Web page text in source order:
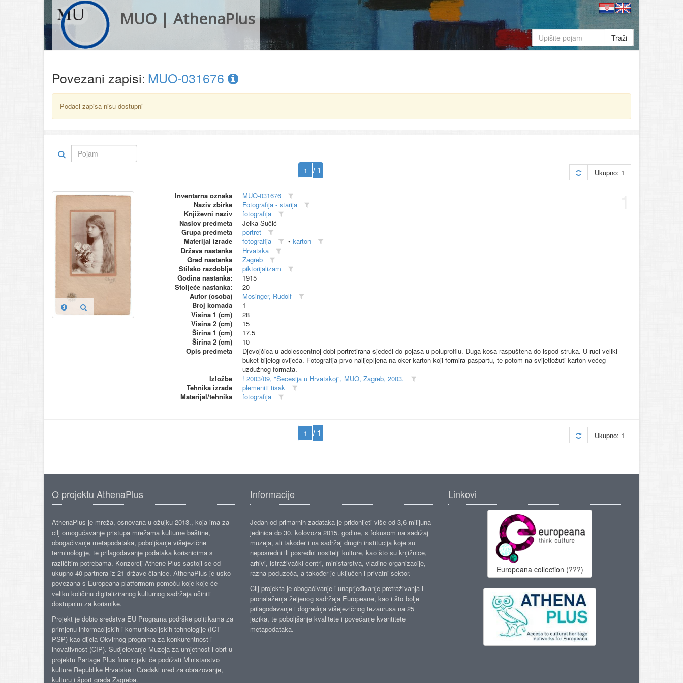
MUO | AthenaPlus
Traži
Povezani zapisi: MUO-031676
Podaci zapisa nisu dostupni
/ 1 Ukupno: 1
Inventarna oznaka
MUO-031676
Naziv zbirke
Fotografija - starija
Književni naziv
fotografija
Naslov predmeta
Jelka Sučić
Grupa predmeta
portret
Materijal izrade
fotografija • karton
Država nastanka
Hrvatska
Grad nastanka
Zagreb
Stilsko razdoblje
piktorijalizam
Godina nastanka:
1915
Stoljeće nastanka:
20
Autor (osoba)
Mosinger, Rudolf
Broj komada
1
Visina 1 (cm)
28
Visina 2 (cm)
15
Širina 1 (cm)
17.5
Širina 2 (cm)
10
Opis predmeta
Djevojčica u adolescentnoj dobi portretirana sjedeći do pojasa u poluprofilu. Duga kosa raspuštena do ispod struka. U ruci veliki
buket bijelog cvijeća. Fotografija prvo nalijepljena na oker karton koji formira paspartu, te potom na svijetložuti karton većeg
uzdužnog formata.
Izložbe
! 2003/09, "Secesija u Hrvatskoj", MUO, Zagreb, 2003.
Tehnika izrade
plemeniti tisak
Materijal/tehnika
fotografija
/ 1 Ukupno: 1
O projektu AthenaPlus
AthenaPlus je mreža, osnovana u ožujku 2013., koja ima za
cilj omogućavanje pristupa mrežama kulturne baštine,
obogaćivanje metapodataka, poboljšanje višejezične
terminologije, te prilagođavanje podataka korisnicima s
različitim potrebama. Konzorcij Athene Plus sastoji se od
ukupno 40 partnera iz 21 države članice. AthenaPlus je usko
povezana s Europeana platformom pomoću koje koje će
veliku količinu digitaliziranog kulturnog sadržaja učiniti
dostupnim za korisnike.
Projekt je dobio sredstva EU Programa podrške politikama za
primjenu informacijskih i komunikacijskih tehnologije (ICT
PSP) kao dijela Okvirnog programa za konkurentnost i
inovativnost (CIP). Sudjelovanje Muzeja za umjetnost i obrt u
projektu Partage Plus financijski će podržati Ministarstvo
kulture Republike Hrvatske i Gradski ured za obrazovanje,
kulturu i šport grada Zagreba.
Informacije
Jedan od primarnih zadataka je pridonijeti više od 3,6 milijuna
jedinica do 30. kolovoza 2015. godine, s fokusom na sadržaj
muzeja, ali također i na sadržaj drugih institucija koje su
neposredni ili posredni nositelji kulture, kao što su knjižnice,
arhivi, istraživački centri, ministarstva, vladine organizacije,
razna poduzeća, a također je uključen i privatni sektor.
Cilj projekta je obogaćivanje i unaprjeđivanje pretraživanja i
pronalaženja željenog sadržaja Europeane, kao i što bolje
prilagođavanje i dogradnja višejezičnog tezaurusa na 25
jezika, te poboljšanje kvalitete i povećanje kvantitete
metapodataka.
Linkovi
Europeana collection (???)